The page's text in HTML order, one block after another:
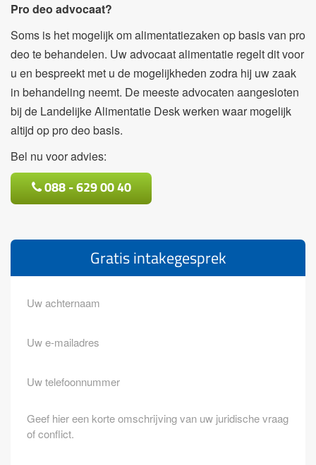
Pro deo advocaat?
Soms is het mogelijk om alimentatiezaken op basis van pro
deo te behandelen. Uw advocaat alimentatie regelt dit voor
u en bespreekt met u de mogelijkheden zodra hij uw zaak
in behandeling neemt. De meeste advocaten aangesloten
bij de Landelijke Alimentatie Desk werken waar mogelijk
altijd op pro deo basis.
Bel nu voor advies:
088 - 629 00 40
Gratis intakegesprek
Eventuele
opmerkingen